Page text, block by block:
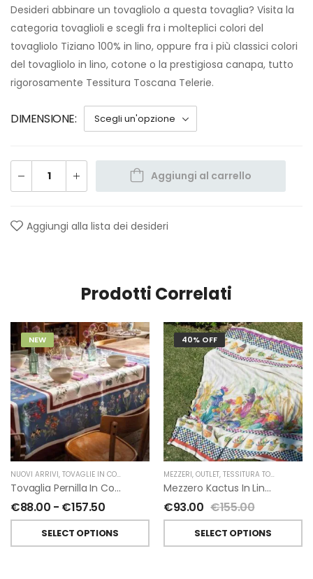
Desideri abbinare un tovagliolo a questa tovaglia? Visita la
categoria tovaglioli e scegli fra i molteplici colori del
tovagliolo Tiziano 100% in lino, oppure fra i più classici colori
del tovagliolo in lino, cotone o la prestigiosa canapa, tutto
rigorosamente Tessitura Toscana Telerie.
DIMENSIONE
Aggiungi al carrello
Aggiungi alla lista dei desideri
Prodotti Correlati
NEW
NUOVI ARRIVI, TOVAGLIE IN COTONE TESSITURA TOSCANA TELERIE
Tovaglia Pernilla In Cotone Di Tessitura Toscana Telerie
€88.00 - €157.50
SELECT OPTIONS
40% OFF
MEZZERI, OUTLET, TESSITURA TOSCANA TELERIE
Mezzero Kactus In Lino Di Tessitura Toscana Telerie
€93.00 €155.00
SELECT OPTIONS